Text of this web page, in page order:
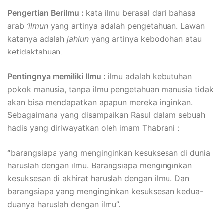
Pengertian Berilmu : kata ilmu berasal dari bahasa
arab ’ilmun yang artinya adalah pengetahuan. Lawan
katanya adalah jahlun yang artinya kebodohan atau
ketidaktahuan.
Pentingnya memiliki Ilmu : ilmu adalah kebutuhan
pokok manusia, tanpa ilmu pengetahuan manusia tidak
akan bisa mendapatkan apapun mereka inginkan.
Sebagaimana yang disampaikan Rasul dalam sebuah
hadis yang diriwayatkan oleh imam Thabrani :
“barangsiapa yang menginginkan kesuksesan di dunia
haruslah dengan ilmu. Barangsiapa menginginkan
kesuksesan di akhirat haruslah dengan ilmu. Dan
barangsiapa yang menginginkan kesuksesan kedua-
duanya haruslah dengan ilmu”.